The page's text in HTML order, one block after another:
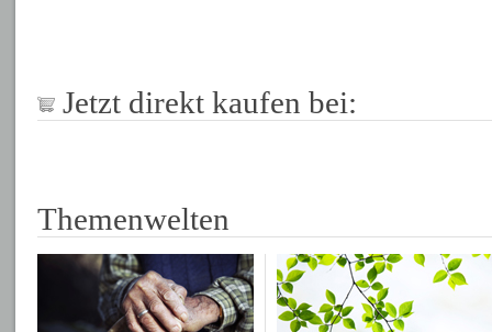
Jetzt direkt kaufen bei:
Themenwelten